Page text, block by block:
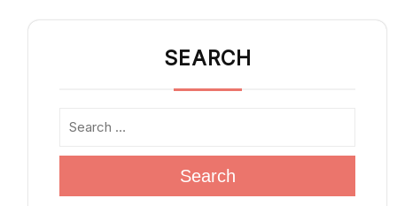
SEARCH
Search